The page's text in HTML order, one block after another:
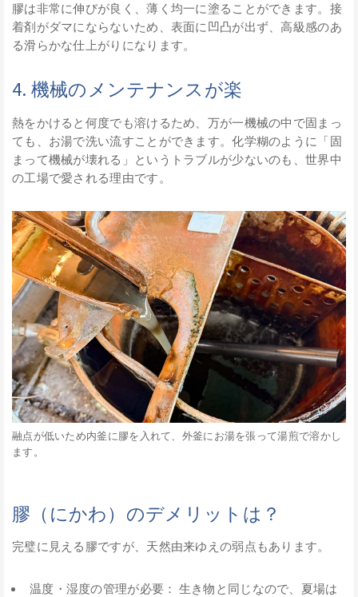
膠は非常に伸びが良く、薄く均一に塗ることができます。接
着剤がダマにならないため、表面に凹凸が出ず、高級感のあ
る滑らかな仕上がりになります。
4. 機械のメンテナンスが楽
熱をかけると何度でも溶けるため、万が一機械の中で固まっ
ても、お湯で洗い流すことができます。化学糊のように「固
まって機械が壊れる」というトラブルが少ないのも、世界中
の工場で愛される理由です。
融点が低いため内釜に膠を入れて、外釜にお湯を張って湯煎で溶かし
ます。
膠（にかわ）のデメリットは？
完璧に見える膠ですが、天然由来ゆえの弱点もあります。
温度・湿度の管理が必要： 生き物と同じなので、夏場は